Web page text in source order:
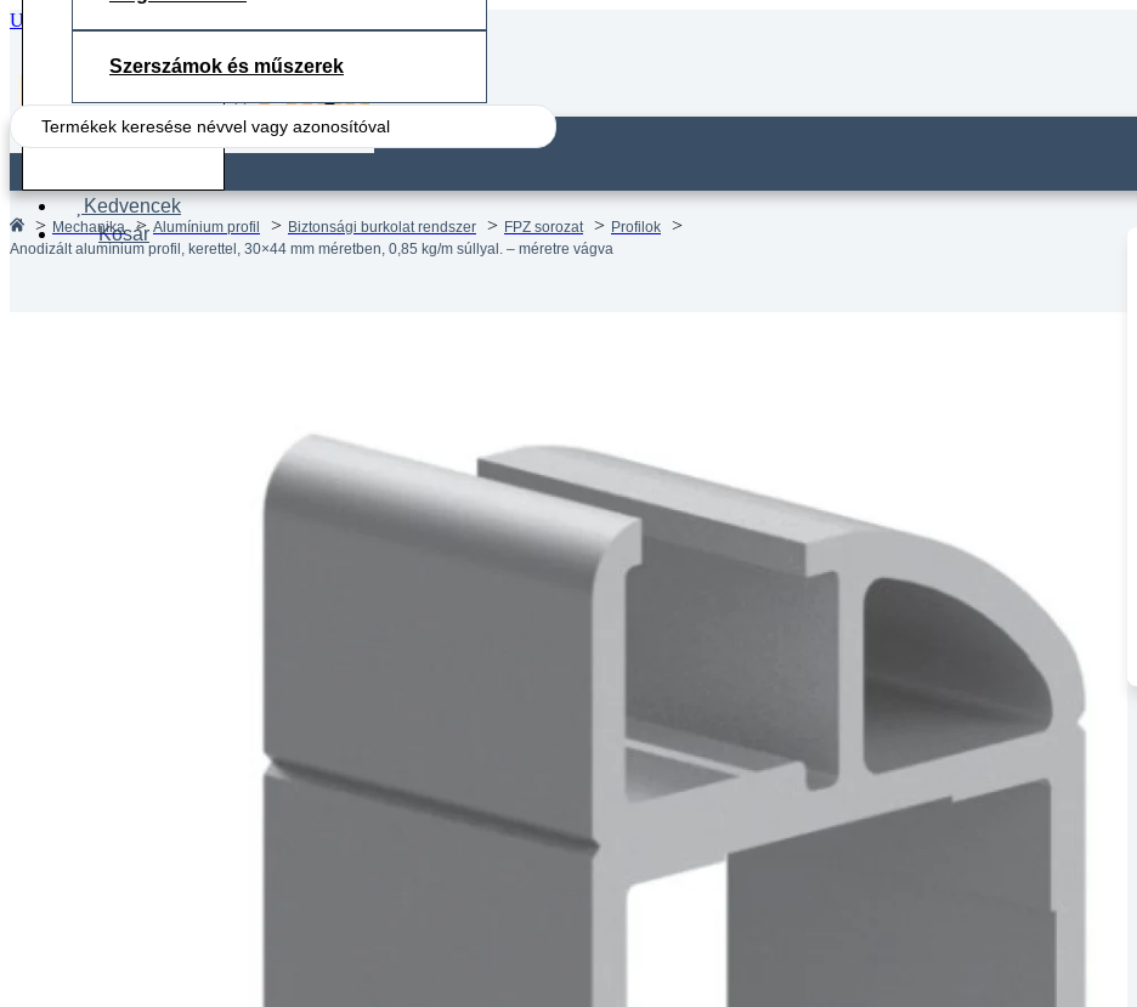
Ugrás a fő tartalomhoz
Search
...
Kedvencek
Kosár
Szerszámok és műszerek
Mechanika Alumínium profil Biztonsági burkolat rendszer FPZ sorozat
Profilok
Anodizált alumínium profil, kerettel, 30×44 mm méretben, 0,85 kg/m súllyal. – méretre vágva
14 munkanapos visszaküldés
Kérdése van termékkel kapcsolatban?
Keressen minket bizalommal ezen a telefonszámon:
295 5666